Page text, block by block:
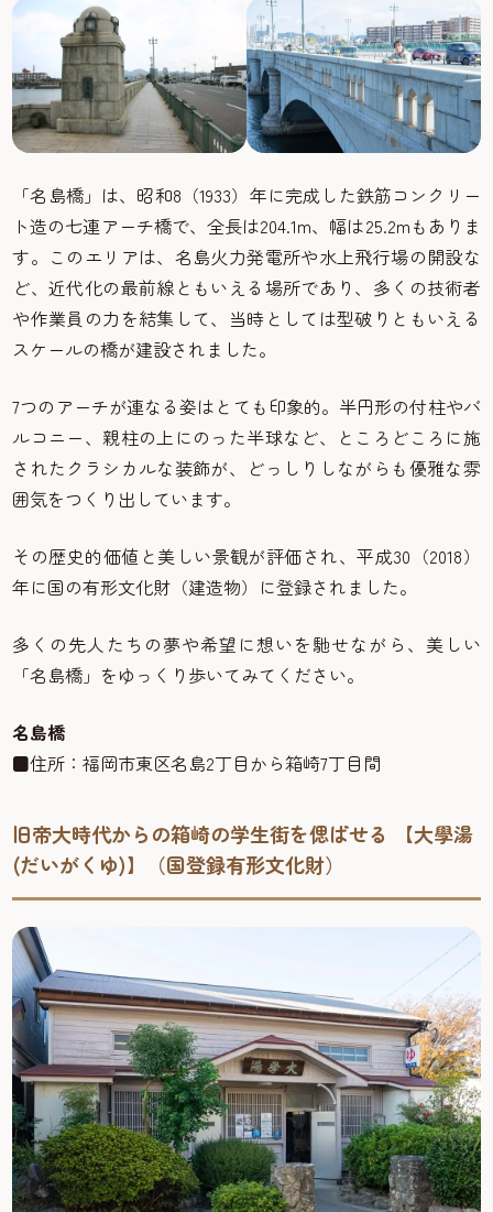
「名島橋」は、昭和8（1933）年に完成した鉄筋コンクリー
ト造の七連アーチ橋で、全長は204.1m、幅は25.2mもありま
す。このエリアは、名島火力発電所や水上飛行場の開設な
ど、近代化の最前線ともいえる場所であり、多くの技術者
や作業員の力を結集して、当時としては型破りともいえる
スケールの橋が建設されました。
7つのアーチが連なる姿はとても印象的。半円形の付柱やバ
ルコニー、親柱の上にのった半球など、ところどころに施
されたクラシカルな装飾が、どっしりしながらも優雅な雰
囲気をつくり出しています。
その歴史的価値と美しい景観が評価され、平成30（2018）
年に国の有形文化財（建造物）に登録されました。
多くの先人たちの夢や希望に想いを馳せながら、美しい
「名島橋」をゆっくり歩いてみてください。
名島橋
■住所：福岡市東区名島2丁目から箱崎7丁目間
旧帝大時代からの箱崎の学生街を偲ばせる 【大學湯
(だいがくゆ)】（国登録有形文化財）